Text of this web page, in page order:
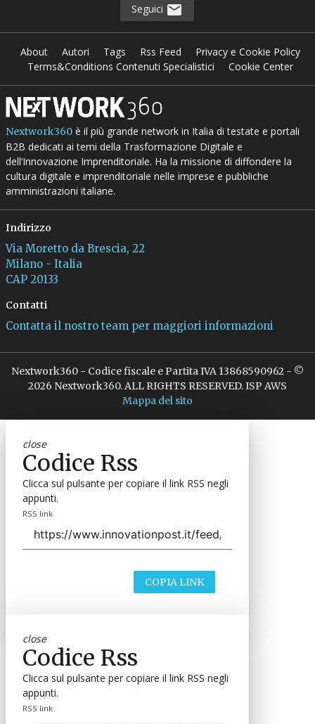
Seguici
About Autori Tags Rss Feed
Privacy e Cookie Policy
Terms&Conditions Contenuti Specialistici
Cookie Center
Nextwork360è il più grande network in Italia di testate e portali
B2B dedicati ai temi della Trasformazione Digitale e
dell’Innovazione Imprenditoriale. Ha la missione di diffondere la
cultura digitale e imprenditoriale nelle imprese e pubbliche
amministrazioni italiane.
Indirizzo
Via Moretto da Brescia, 22
Milano - Italia
CAP 20133
Contatti
Contatta il nostro team per maggiori informazioni
Nextwork360 - Codice fiscale e Partita IVA 13868590962 - ©
2026 Nextwork360. ALL RIGHTS RESERVED. ISP AWS
Mappa del sito
close
Codice Rss
Clicca sul pulsante per copiare il link RSS negli
appunti.
RSS link
COPIA LINK
close
Codice Rss
Clicca sul pulsante per copiare il link RSS negli
appunti.
RSS link